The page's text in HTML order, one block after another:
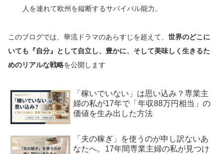
人を連れて欧州を縦断するサバイバル能力。
このブログでは、華流ドラマのあらすじを超えて、 世界のどこに
いても『自分』として自立し、豊かに、そして美味しく生きるた
めのリアルな戦略を公開します
「稼いでいない」は思い込み？専業主
婦の私が17年で「年収88万円相当」の
価値を生み出した方法
「夫の稼ぎ」を使うのが申し訳ないあ
なたへ。17年間専業主婦の私が見つけ